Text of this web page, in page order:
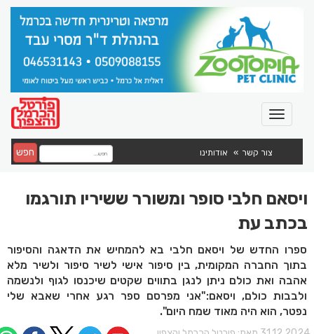
צור קשר אודותינו חפש
ויסאם חלבי סופר ומשורר ששיריו תורגמו
בכתב עת
ספרו החדש של ויסאם חלבי בא להמחיש את הדאגה והסיפור
בתוך החברה המקומית, בין סיפור אישי לשיר סיפור ולשיר מלא
אהבה ואת כולם ניתן לנגן בתווים שקטים שיכנסו לגוף ולנשמה
ולבבות כולם, ויסאם:"אני מפרסם ספר רגע אחרי שאבא שלי
נפטר, הוא היה מאוד שמח היום".